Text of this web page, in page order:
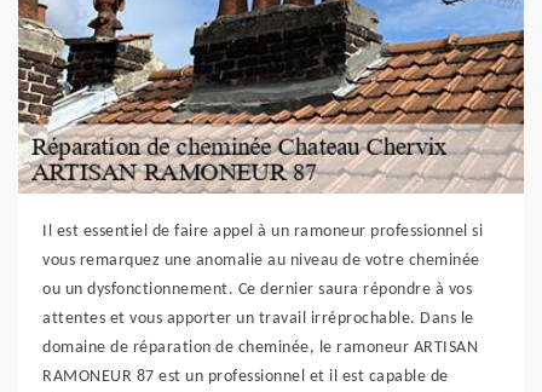
Il est essentiel de faire appel à un ramoneur professionnel si
vous remarquez une anomalie au niveau de votre cheminée
ou un dysfonctionnement. Ce dernier saura répondre à vos
attentes et vous apporter un travail irréprochable. Dans le
domaine de réparation de cheminée, le ramoneur ARTISAN
RAMONEUR 87 est un professionnel et il est capable de